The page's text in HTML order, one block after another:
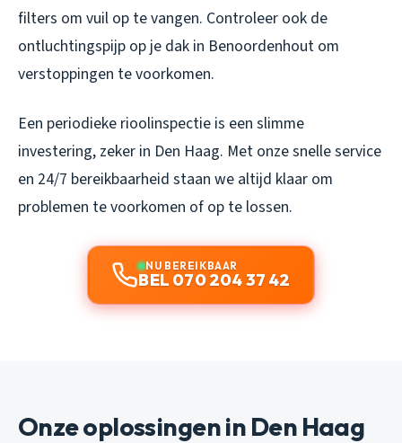
filters om vuil op te vangen. Controleer ook de
ontluchtingspijp op je dak in Benoordenhout om
verstoppingen te voorkomen.
Een periodieke rioolinspectie is een slimme
investering, zeker in Den Haag. Met onze snelle service
en 24/7 bereikbaarheid staan we altijd klaar om
problemen te voorkomen of op te lossen.
NU BEREIKBAAR
BEL 070 204 37 42
Onze oplossingen in Den Haag